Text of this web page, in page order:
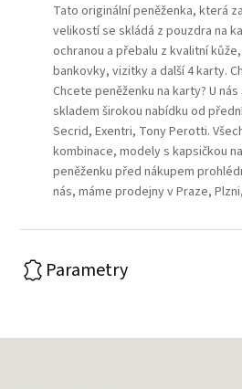
Tato originální peněženka, která
velikostí se skládá z pouzdra na
ochranou a přebalu z kvalitní
bankovky, vizitky a další 4 karty.
Chcete peněženku na karty? U
skladem širokou nabídku od
Secrid, Exentri, Tony Perotti.
kombinace, modely s kapsičkou
peněženku před nákupem
nás, máme prodejny v Praze,
Parametry